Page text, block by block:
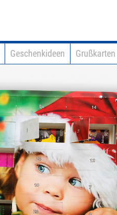
Geschenkideen Grußkarten